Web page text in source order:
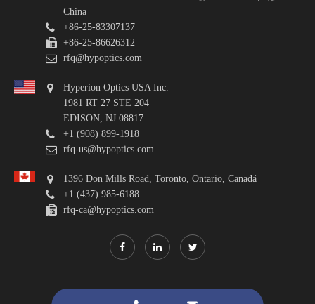
China
+86-25-83307137
+86-25-86626312
rfq@hypoptics.com
Hyperion Optics USA Inc.
1981 RT 27 STE 204
EDISON, NJ 08817
+1 (908) 899-1918
rfq-us@hypoptics.com
1396 Don Mills Road, Toronto, Ontario, Canadá
+1 (437) 985-6188
rfq-ca@hypoptics.com